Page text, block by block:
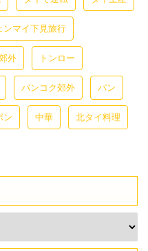
ンマイ下見旅行
外 トンロー
バンコク郊外 パン
ン 中華 北タイ料理